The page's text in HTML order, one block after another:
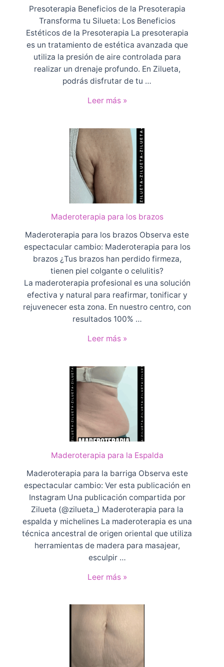
a
e
n
G
r
a
n
a
a
a
c
o
n
s
c
u
e
n
t
o
Presoterapia Beneficios de la Presoterapia
Transforma tu Silueta: Los Beneficios
Estéticos de la Presoterapia La presoterapia
es un tratamiento de estética avanzada que
utiliza la presión de aire controlada para
realizar un drenaje profundo. En Zilueta,
podrás disfrutar de tu …
P
o
t
e
r
a
i
a
e
n
V
e
c
i
n
a
i
o
Leer más »
Maderoterapia para los brazos
Maderoterapia para los brazos Observa este
espectacular cambio: Maderoterapia para los
brazos ¿Tus brazos han perdido firmeza,
tienen piel colgante o celulitis?
La maderoterapia profesional es una solución
efectiva y natural para reafirmar, tonificar y
rejuvenecer esta zona. En nuestro centro, con
resultados 100% …
M
e
r
p
i
a
p
a
r
a
l
o
b
a
Leer más »
Maderoterapia para la Espalda
Maderoterapia para la barriga Observa este
espectacular cambio: Ver esta publicación en
Instagram Una publicación compartida por
Zilueta (@zilueta_) Maderoterapia para la
espalda y michelines La maderoterapia es una
técnica ancestral de origen oriental que utiliza
herramientas de madera para masajear,
esculpir …
M
Leer más »